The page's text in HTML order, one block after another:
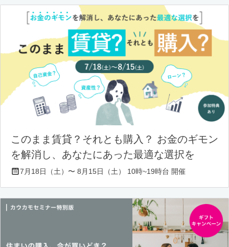
このまま賃貸？それとも購入？ お金のギモン
を解消し、あなたにあった最適な選択を
7月18日（土）〜 8月15日（土） 10時~19時台 開催